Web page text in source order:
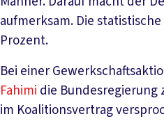
aufmerksam. Die
Prozent.
Bei einer
Fahimi die Bundesregierung
im Koalitionsvertrag